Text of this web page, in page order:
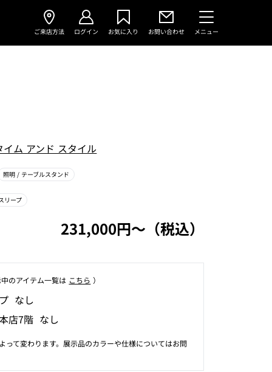
ご来店方法 ログイン お気に入り お問い合わせ メニュー
イム アンド スタイル
照明/ テーブルスタンド
リープ
231,000円〜（税込）
のアイテム⼀覧は こちら ）
なし
店7階 なし
って変わります。展示品のカラーや仕様についてはお問